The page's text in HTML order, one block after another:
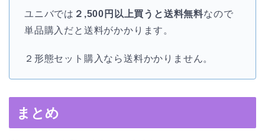
ユニバでは ２,500円以上買うと送料無料なので
単品購入だと送料がかかります。
２形態セット購入なら送料かかりません。
まとめ